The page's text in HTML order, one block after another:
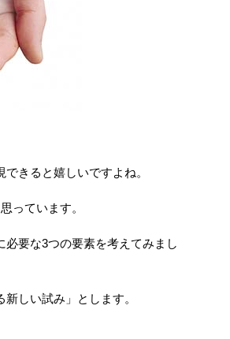
きると嬉しいですよね。
っています。
要な3つの要素を考えてみまし
しい試み」とします。